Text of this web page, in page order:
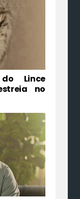
Lince
no